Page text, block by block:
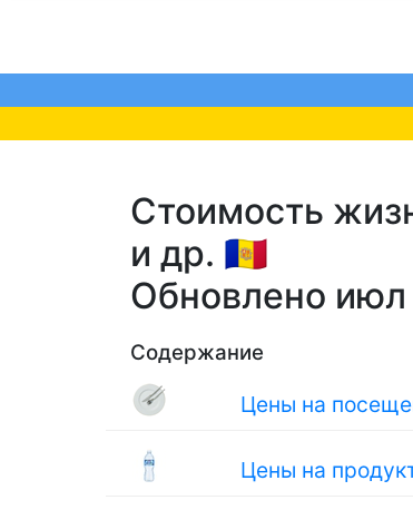
Стоимость
и др. 🇦🇩
Обновлено
Содержание
Цены на
Цены на